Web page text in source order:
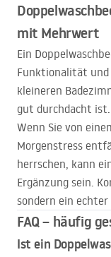
mit Mehrwert
Ein
Funktionalität und
kleineren
gut durchdacht ist.
Wenn Sie von
Morgenstress
herrschen, kann
Ergänzung sein.
sondern ein
FAQ– häufig
Ist ein